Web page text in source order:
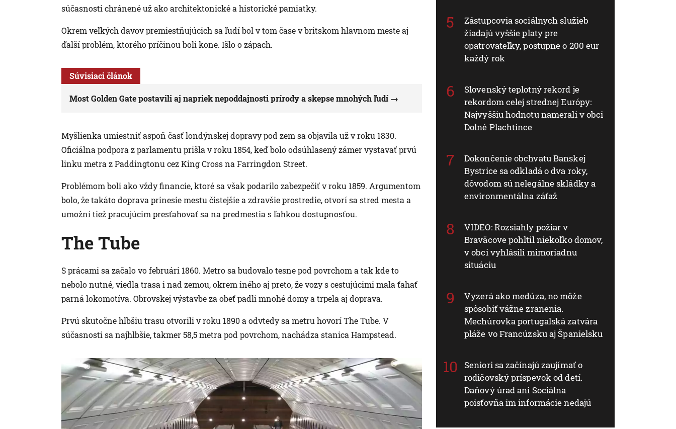
súčasnosti chránené už ako architektonické a historické pamiatky.
Okrem veľkých davov premiestňujúcich sa ľudí bol v tom čase v britskom hlavnom meste aj
ďalší problém, ktorého príčinou boli kone. Išlo o zápach.
Súvisiaci článok
Most Golden Gate postavili aj napriek nepoddajnosti prírody a skepse mnohých ľudí
Myšlienka umiestniť aspoň časť londýnskej dopravy pod zem sa objavila už v roku 1830.
Oficiálna podpora z parlamentu prišla v roku 1854, keď bolo odsúhlasený zámer vystavať prvú
linku metra z Paddingtonu cez King Cross na Farringdon Street.
Problémom boli ako vždy financie, ktoré sa však podarilo zabezpečiť v roku 1859. Argumentom
bolo, že takáto doprava prinesie mestu čistejšie a zdravšie prostredie, otvorí sa stred mesta a
umožní tiež pracujúcim presťahovať sa na predmestia s ľahkou dostupnosťou.
The Tube
S prácami sa začalo vo februári 1860. Metro sa budovalo tesne pod povrchom a tak kde to
nebolo nutné, viedla trasa i nad zemou, okrem iného aj preto, že vozy s cestujúcimi mala ťahať
parná lokomotíva. Obrovskej výstavbe za obeť padli mnohé domy a trpela aj doprava.
Prvú skutočne hlbšiu trasu otvorili v roku 1890 a odvtedy sa metru hovorí The Tube. V
súčasnosti sa najhlbšie, takmer 58,5 metra pod povrchom, nachádza stanica Hampstead.
Zástupcovia sociálnych služieb
žiadajú vyššie platy pre
opatrovateľky, postupne o 200 eur
každý rok
Slovenský teplotný rekord je
rekordom celej strednej Európy:
Najvyššiu hodnotu namerali v obci
Dolné Plachtince
Dokončenie obchvatu Banskej
Bystrice sa odkladá o dva roky,
dôvodom sú nelegálne skládky a
environmentálna záťaž
VIDEO: Rozsiahly požiar v
Braväcove pohltil niekoľko domov,
v obci vyhlásili mimoriadnu
situáciu
Vyzerá ako medúza, no môže
spôsobiť vážne zranenia.
Mechúrovka portugalská zatvára
pláže vo Francúzsku aj Španielsku
Seniori sa začínajú zaujímať o
rodičovský príspevok od detí.
Daňový úrad ani Sociálna
poisťovňa im informácie nedajú